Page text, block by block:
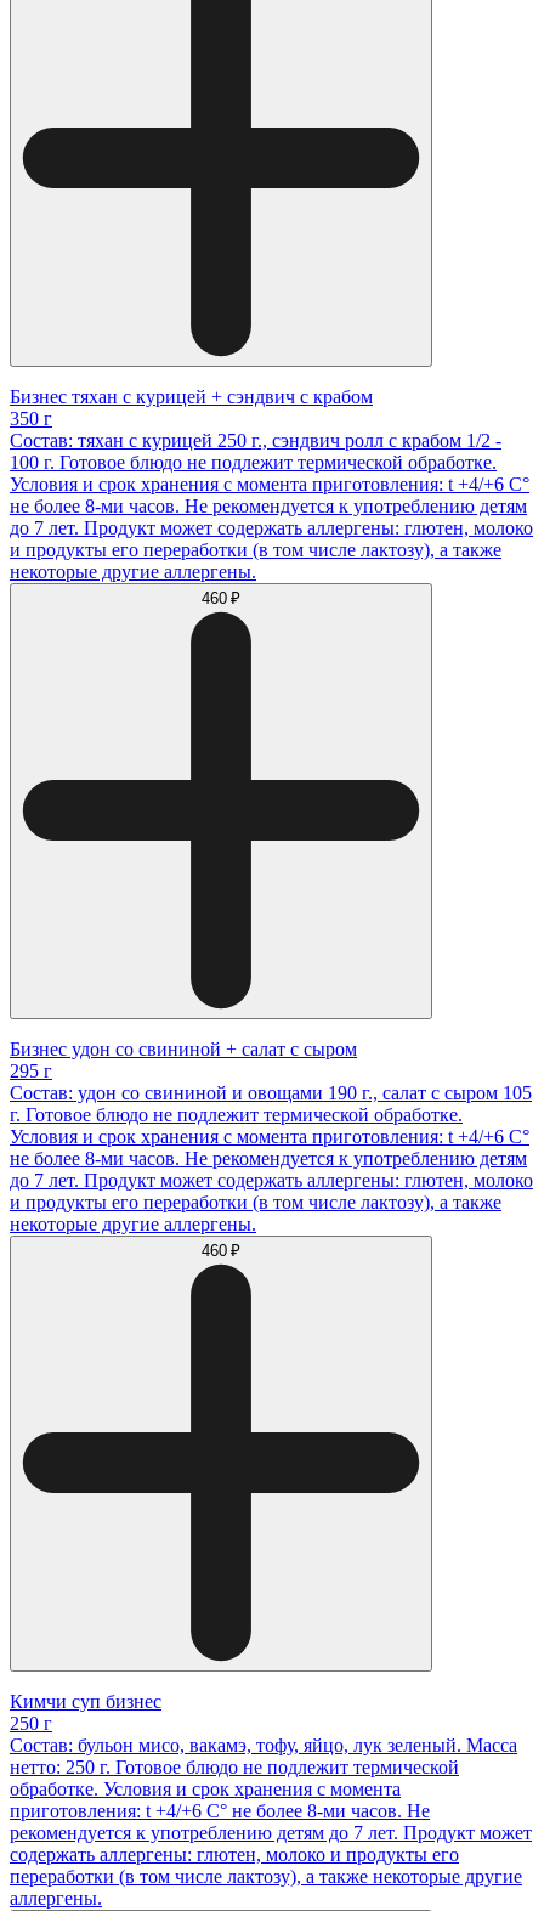
Бизнес тяхан с курицей + сэндвич с крабом
350 г
Состав: тяхан с курицей 250 г., сэндвич ролл с крабом 1/2 -
100 г. Готовое блюдо не подлежит термической обработке.
Условия и срок хранения с момента приготовления: t +4/+6 С°
не более 8-ми часов. Не рекомендуется к употреблению детям
до 7 лет. Продукт может содержать аллергены: глютен, молоко
и продукты его переработки (в том числе лактозу), а также
некоторые другие аллергены.
460 ₽
Бизнес удон со свининой + салат с сыром
295 г
Состав: удон со свининой и овощами 190 г., салат с сыром 105
г. Готовое блюдо не подлежит термической обработке.
Условия и срок хранения с момента приготовления: t +4/+6 С°
не более 8-ми часов. Не рекомендуется к употреблению детям
до 7 лет. Продукт может содержать аллергены: глютен, молоко
и продукты его переработки (в том числе лактозу), а также
некоторые другие аллергены.
460 ₽
Кимчи суп бизнес
250 г
Состав: бульон мисо, вакамэ, тофу, яйцо, лук зеленый. Масса
нетто: 250 г. Готовое блюдо не подлежит термической
обработке. Условия и срок хранения с момента
приготовления: t +4/+6 С° не более 8-ми часов. Не
рекомендуется к употреблению детям до 7 лет. Продукт может
содержать аллергены: глютен, молоко и продукты его
переработки (в том числе лактозу), а также некоторые другие
аллергены.